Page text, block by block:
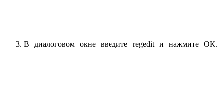
В диалоговом окне введите regedit и нажмите ОК.